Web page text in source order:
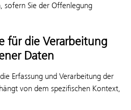
sofern Sie der Offenlegung
für die Verarbeitung
Daten
Erfassung und Verarbeitung der
von dem spezifischen Kontext,